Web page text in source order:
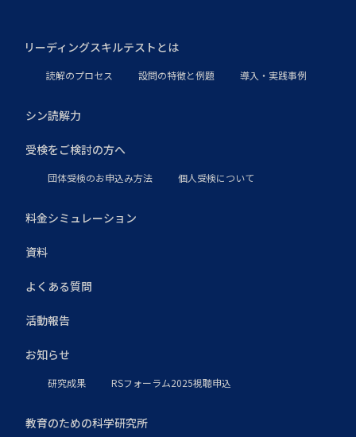
リーディングスキルテストとは
読解のプロセス 設問の特徴と例題 導入・実践事例
シン読解力
受検をご検討の方へ
団体受検のお申込み方法 個人受検について
料金シミュレーション
資料
よくある質問
活動報告
お知らせ
研究成果 RSフォーラム2025視聴申込
教育のための科学研究所